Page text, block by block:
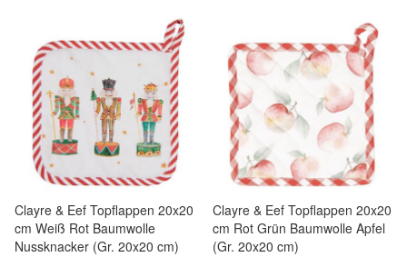
Clayre & Eef Topflappen 20x20
cm Weiß Rot Baumwolle
Nussknacker (Gr. 20x20 cm)
Clayre & Eef Topflappen 20x20
cm Rot Grün Baumwolle Apfel
(Gr. 20x20 cm)